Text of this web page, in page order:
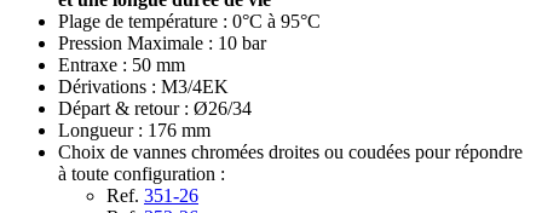
Plage de température : 0°C à 95°C
Pression Maximale : 10 bar
Entraxe : 50 mm
Dérivations : M3/4EK
Départ & retour : Ø26/34
Longueur : 176 mm
Choix de vannes chromées droites ou coudées pour répondre
à toute configuration :
Ref. 351-26